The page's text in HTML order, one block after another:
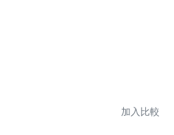
加入比較